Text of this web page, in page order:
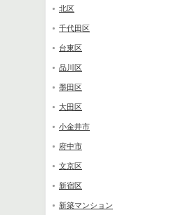
北区
千代田区
台東区
品川区
墨田区
大田区
小金井市
府中市
文京区
新宿区
新築マンション